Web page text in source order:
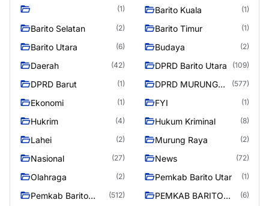
(1) Barito Kuala (1)
Barito Selatan (2) Barito Timur (1)
Barito Utara (6) Budaya (2)
Daerah (42) DPRD Barito Utara (109)
DPRD Barut (1)
DPRD MURUNG
(577)
Ekonomi (1) FYI (1)
Hukrim (4) Hukum Kriminal (8)
Lahei (2) Murung Raya (2)
Nasional (27) News (72)
Olahraga (2) Pemkab Barito Utar (1)
Pemkab Barito
(512)
PEMKAB BARITO
(6)